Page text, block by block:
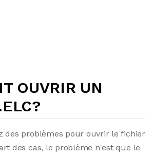
OUVRIR UN
des problèmes pour ouvrir le fichier
des cas, le problème n'est que le